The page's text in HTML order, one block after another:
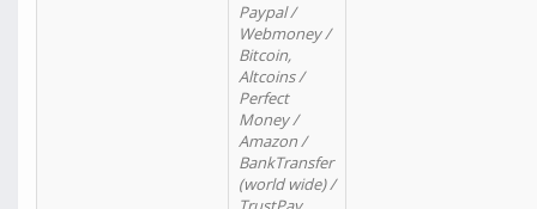
Paypal /
Webmoney /
Bitcoin,
Altcoins /
Perfect
Money /
Amazon /
BankTransfer
(world wide) /